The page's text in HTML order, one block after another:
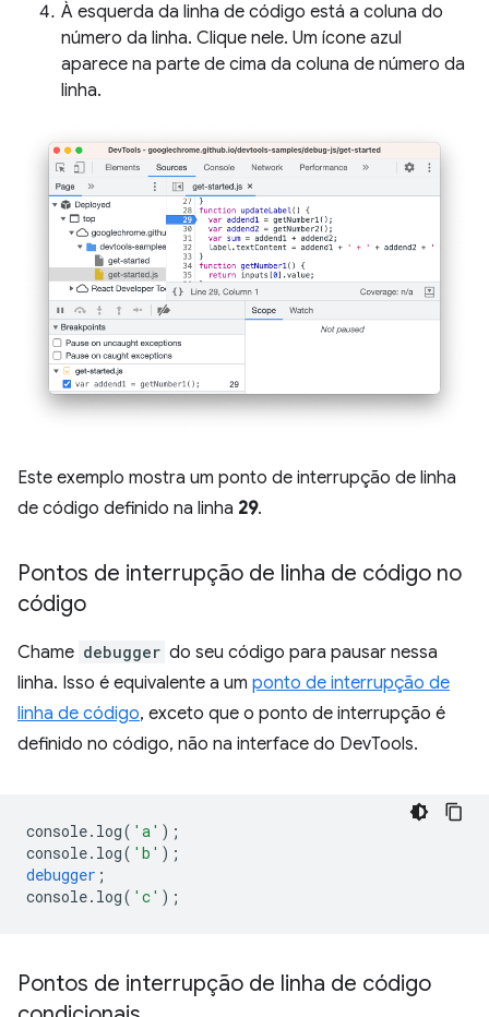
À esquerda da linha de código está a coluna do
número da linha. Clique nele. Um ícone azul
aparece na parte de cima da coluna de número da
linha.
Este exemplo mostra um ponto de interrupção de linha
de código definido na linha 29.
Pontos de interrupção de linha de código no
código
Chame debugger do seu código para pausar nessa
linha. Isso é equivalente a um ponto de interrupção de
linha de código, exceto que o ponto de interrupção é
definido no código, não na interface do DevTools.
console. log( 'a' );
console. log( 'b' );
debugger ;
console. log( 'c' );
Pontos de interrupção de linha de código